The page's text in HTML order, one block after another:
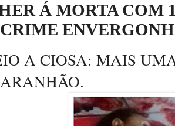
Á MORTA COM
A CIOSA: MAIS